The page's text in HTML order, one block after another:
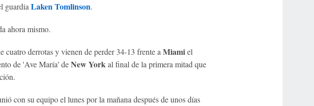
guardiaLaken Tomlinson.
ahora mismo.
cuatro derrotas y vienen de perder 34-13 frente aMiamiel
de 'Ave María' deNew Yorkal final de la primera mitad que
con su equipo el lunes por la mañana después de unos días